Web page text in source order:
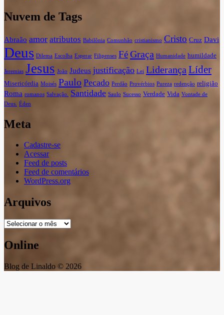
Nuvem de Tags
Abraão amor atributos Babilônia Comunhão cristianismo Cristo Cruz Davi
Deus Dilema Escolha Esperar Filipenses FéGraça Humanidade humildade
Jeremias Jesus João Judeus justificação Lei Liderança Líder
Misericórdia Moisés Paulo Pecado Perdão Provérbios Pureza redenção religião
Roma romanos Salvação. Santidade Saulo Sucesso Verdade Vida Vontade de
Deus.
Éden
Meta
Cadastre-se
Acessar
Feed de posts
Feed de comentários
WordPress.org
Arquivos
Arquivos
Online
Blog de Linaldo © 2026